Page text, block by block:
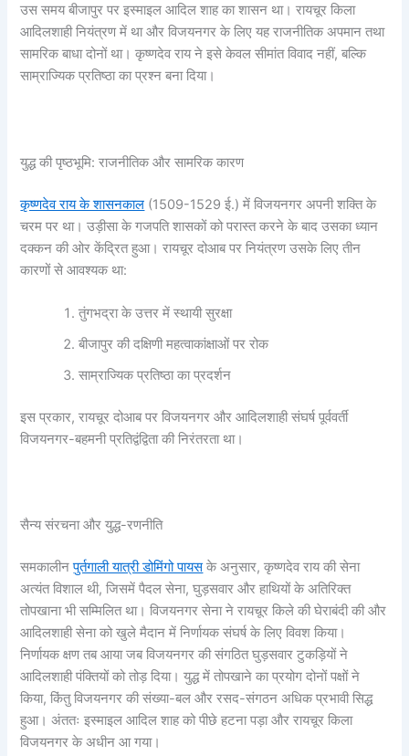
उस समय बीजापुर पर इस्माइल आदिल शाह का शासन था। रायचूर किला
आदिलशाही नियंत्रण में था और विजयनगर के लिए यह राजनीतिक अपमान तथा
सामरिक बाधा दोनों था। कृष्णदेव राय ने इसे केवल सीमांत विवाद नहीं, बल्कि
साम्राज्यिक प्रतिष्ठा का प्रश्न बना दिया।
युद्ध की पृष्ठभूमि: राजनीतिक और सामरिक कारण
कृष्णदेव राय के शासनकाल (1509-1529 ई.) में विजयनगर अपनी शक्ति के
चरम पर था। उड़ीसा के गजपति शासकों को परास्त करने के बाद उसका ध्यान
दक्कन की ओर केंद्रित हुआ। रायचूर दोआब पर नियंत्रण उसके लिए तीन
कारणों से आवश्यक था:
तुंगभद्रा के उत्तर में स्थायी सुरक्षा
बीजापुर की दक्षिणी महत्वाकांक्षाओं पर रोक
साम्राज्यिक प्रतिष्ठा का प्रदर्शन
इस प्रकार, रायचूर दोआब पर विजयनगर और आदिलशाही संघर्ष पूर्ववर्ती
विजयनगर-बहमनी प्रतिद्वंद्विता की निरंतरता था।
सैन्य संरचना और युद्ध-रणनीति
समकालीनपुर्तगाली यात्री डोमिंगो पायसके अनुसार, कृष्णदेव राय की सेना
अत्यंत विशाल थी, जिसमें पैदल सेना, घुड़सवार और हाथियों के अतिरिक्त
तोपखाना भी सम्मिलित था। विजयनगर सेना ने रायचूर किले की घेराबंदी की और
आदिलशाही सेना को खुले मैदान में निर्णायक संघर्ष के लिए विवश किया।
निर्णायक क्षण तब आया जब विजयनगर की संगठित घुड़सवार टुकड़ियों ने
आदिलशाही पंक्तियों को तोड़ दिया। युद्ध में तोपखाने का प्रयोग दोनों पक्षों ने
किया, किंतु विजयनगर की संख्या-बल और रसद-संगठन अधिक प्रभावी सिद्ध
हुआ। अंततः इस्माइल आदिल शाह को पीछे हटना पड़ा और रायचूर किला
विजयनगर के अधीन आ गया।